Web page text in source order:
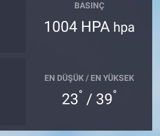
BASINÇ
1004 HPA hpa
EN DÜŞÜK / EN YÜKSEK
23° / 39°